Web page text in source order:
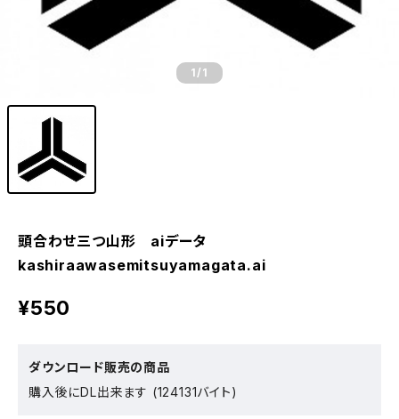
1 /1
頭合わせ三つ山形 aiデータ
kashiraawasemitsuyamagata.ai
¥550
ダウンロード販売の商品
購入後にDL出来ます (124131バイト)